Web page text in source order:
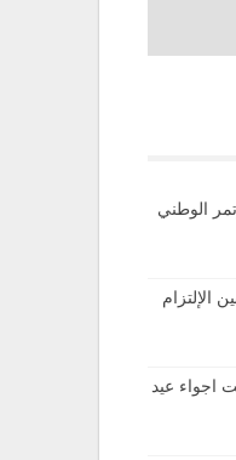
الوطني
الإلتزام
اجواء عيد